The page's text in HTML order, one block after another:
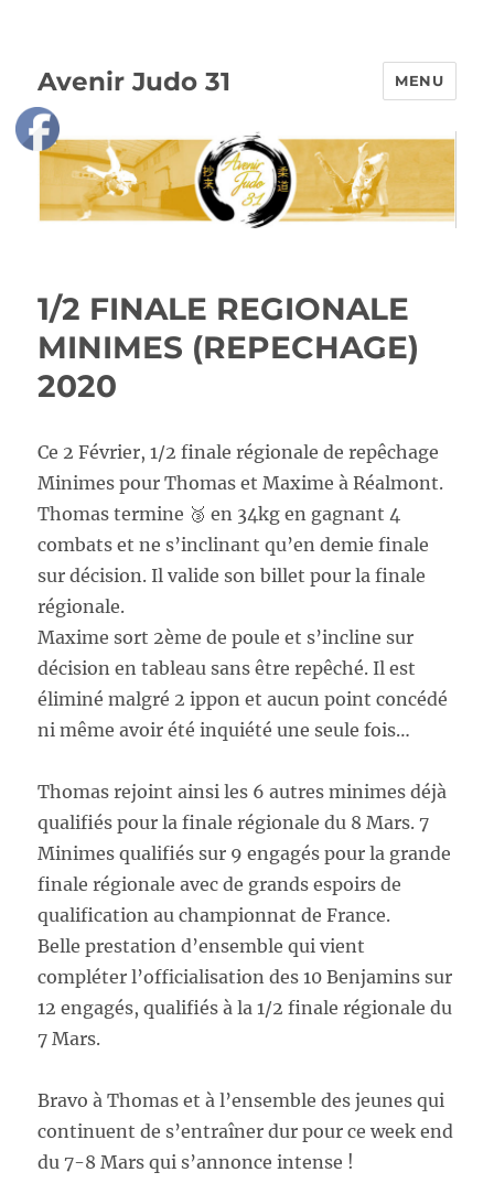
Avenir Judo 31 MENU
1/2 FINALE REGIONALE
MINIMES (REPECHAGE)
2020
Ce 2 Février, 1/2 finale régionale de repêchage
Minimes pour Thomas et Maxime à Réalmont.
Thomas termine 🥉 en 34kg en gagnant 4
combats et ne s’inclinant qu’en demie finale
sur décision. Il valide son billet pour la finale
régionale.
Maxime sort 2ème de poule et s’incline sur
décision en tableau sans être repêché. Il est
éliminé malgré 2 ippon et aucun point concédé
ni même avoir été inquiété une seule fois…
Thomas rejoint ainsi les 6 autres minimes déjà
qualifiés pour la finale régionale du 8 Mars. 7
Minimes qualifiés sur 9 engagés pour la grande
finale régionale avec de grands espoirs de
qualification au championnat de France.
Belle prestation d’ensemble qui vient
compléter l’officialisation des 10 Benjamins sur
12 engagés, qualifiés à la 1/2 finale régionale du
7 Mars.
Bravo à Thomas et à l’ensemble des jeunes qui
continuent de s’entraîner dur pour ce week end
du 7-8 Mars qui s’annonce intense !